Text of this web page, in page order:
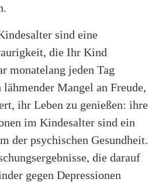
sind eine
die Ihr Kind
monatelang jeden Tag
Mangel an Freude,
ihr Leben zu genießen: ihre
im Kindesalter sind ein
der psychischen Gesundheit.
die darauf
gegen Depressionen